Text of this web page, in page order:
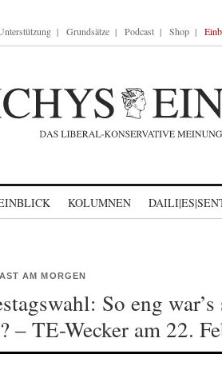
Grundsätze Podcast Shop
KOLUMNEN
AM MORGEN
So eng
– TE-Wecker am 22.